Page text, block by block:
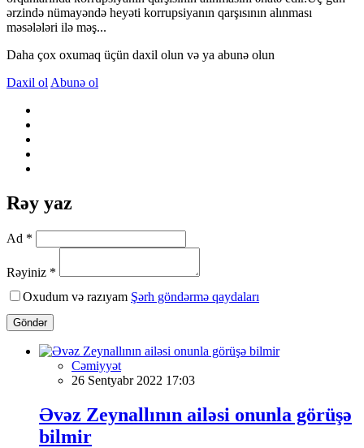
ərzində nümayəndə heyəti korrupsiyanın qarşısının alınması
məsələləri ilə məş...
Daha çox oxumaq üçün daxil olun və ya abunə olun
Daxil ol Abunə ol
Rəy yaz
Ad *
Rəyiniz *
Oxudum və razıyam Şərh göndərmə qaydaları
Göndər
Cəmiyyət
26 Sentyabr 2022 17:03
Əvəz Zeynallının ailəsi onunla görüşə
bilmir